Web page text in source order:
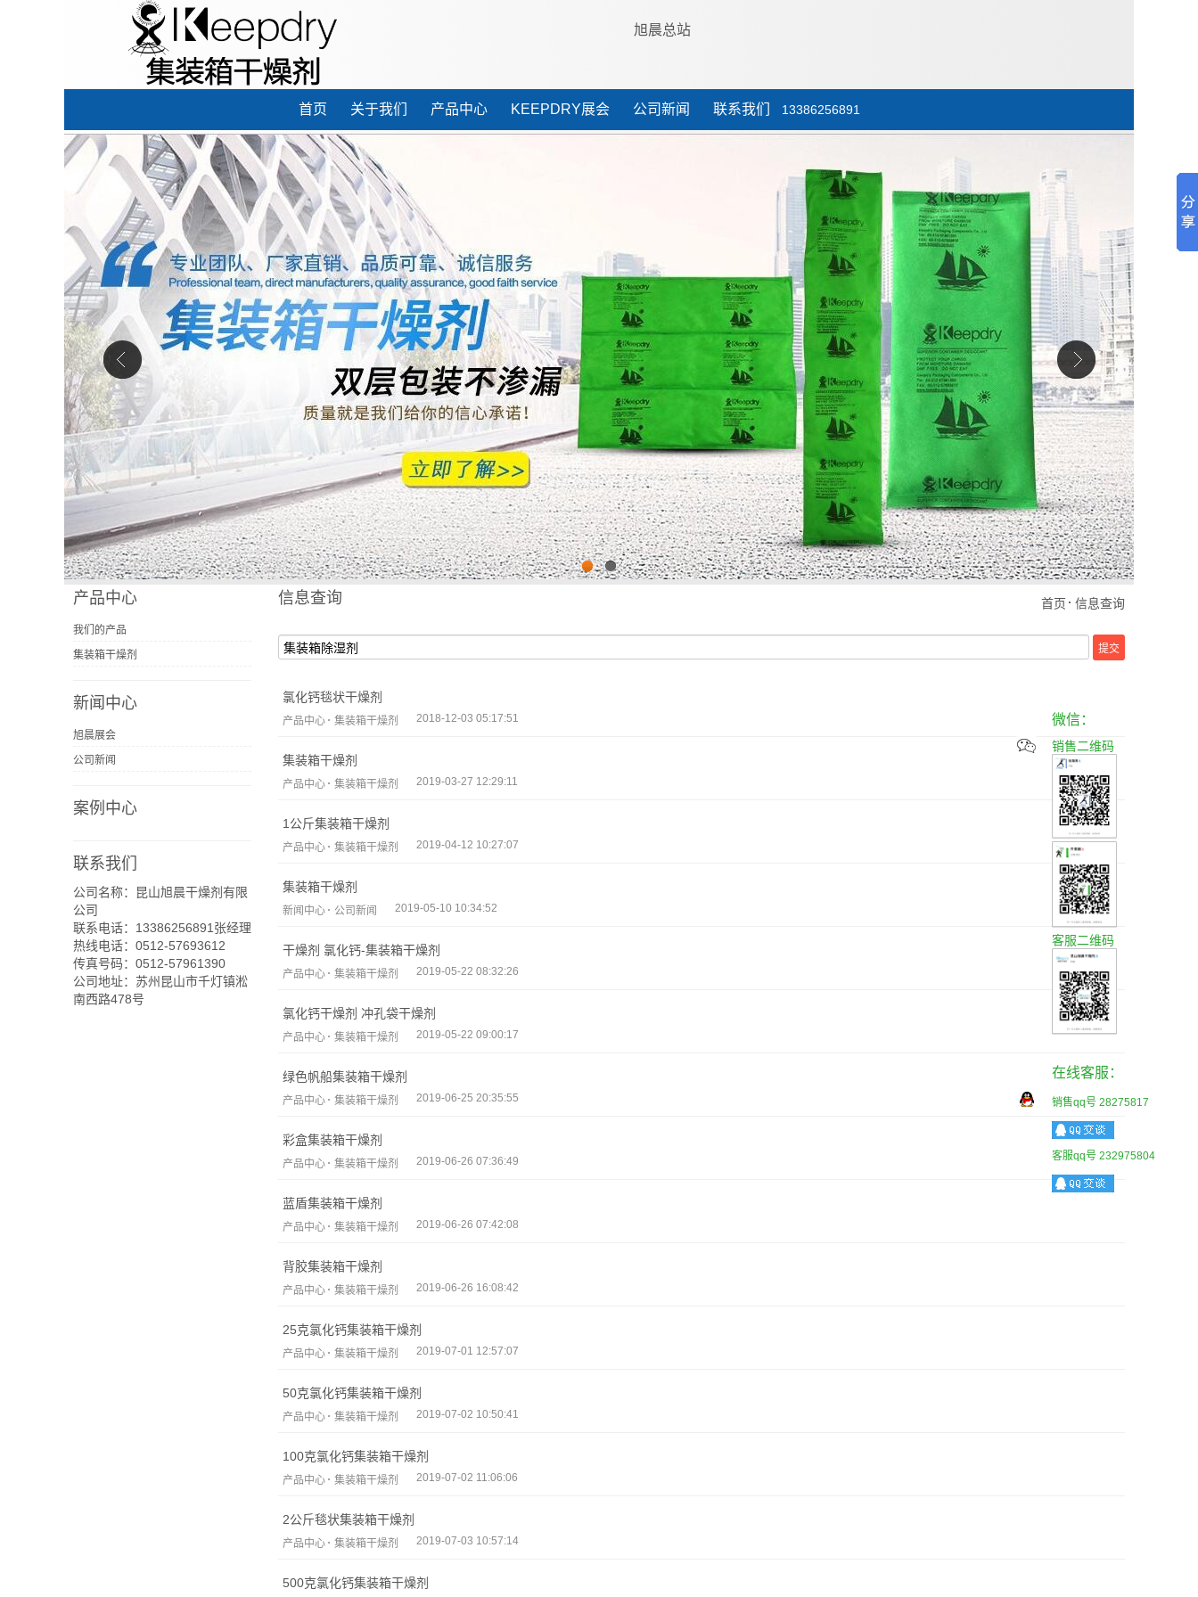
旭晨总站
首页 关于我们 产品中心 KEEPDRY展会 公司新闻 联系我们 13386256891
1 2
产品中心
我们的产品
集装箱干燥剂
新闻中心
旭晨展会
公司新闻
案例中心
联系我们
公司名称：昆山旭晨干燥剂有限
公司
联系电话：13386256891张经理
热线电话：0512-57693612
传真号码：0512-57961390
公司地址：苏州昆山市千灯镇淞
南西路478号
信息查询 首页 信息查询
提交
氯化钙毯状干燥剂
产品中心 集装箱干燥剂 2018-12-03 05:17:51
集装箱干燥剂
产品中心 集装箱干燥剂 2019-03-27 12:29:11
1公斤集装箱干燥剂
产品中心 集装箱干燥剂 2019-04-12 10:27:07
集装箱干燥剂
新闻中心 公司新闻 2019-05-10 10:34:52
干燥剂 氯化钙-集装箱干燥剂
产品中心 集装箱干燥剂 2019-05-22 08:32:26
氯化钙干燥剂 冲孔袋干燥剂
产品中心 集装箱干燥剂 2019-05-22 09:00:17
绿色帆船集装箱干燥剂
产品中心 集装箱干燥剂 2019-06-25 20:35:55
彩盒集装箱干燥剂
产品中心 集装箱干燥剂 2019-06-26 07:36:49
蓝盾集装箱干燥剂
产品中心 集装箱干燥剂 2019-06-26 07:42:08
背胶集装箱干燥剂
产品中心 集装箱干燥剂 2019-06-26 16:08:42
25克氯化钙集装箱干燥剂
产品中心 集装箱干燥剂 2019-07-01 12:57:07
50克氯化钙集装箱干燥剂
产品中心 集装箱干燥剂 2019-07-02 10:50:41
100克氯化钙集装箱干燥剂
产品中心 集装箱干燥剂 2019-07-02 11:06:06
2公斤毯状集装箱干燥剂
产品中心 集装箱干燥剂 2019-07-03 10:57:14
500克氯化钙集装箱干燥剂
微信：
销售二维码
客服二维码
在线客服：
销售qq号 28275817
客服qq号 232975804